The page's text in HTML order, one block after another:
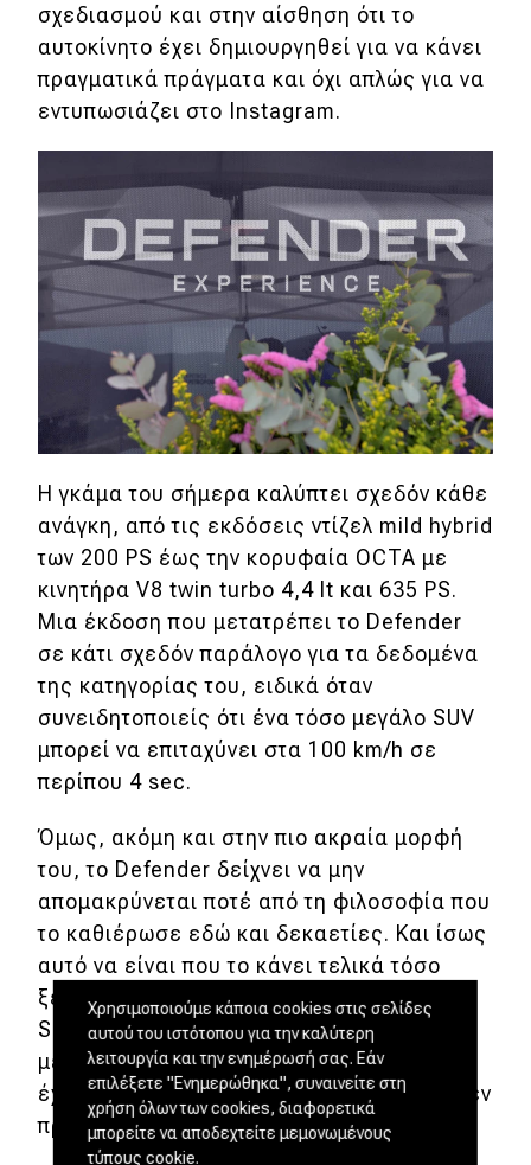
σχεδιασμού και στην αίσθηση ότι το
αυτοκίνητο έχει δημιουργηθεί για να κάνει
πραγματικά πράγματα και όχι απλώς για να
εντυπωσιάζει στο Instagram.
Η γκάμα του σήμερα καλύπτει σχεδόν κάθε
ανάγκη, από τις εκδόσεις ντίζελ mild hybrid
των 200 PS έως την κορυφαία OCTA με
κινητήρα V8 twin turbo 4,4 lt και 635 PS.
Μια έκδοση που μετατρέπει το Defender
σε κάτι σχεδόν παράλογο για τα δεδομένα
της κατηγορίας του, ειδικά όταν
συνειδητοποιείς ότι ένα τόσο μεγάλο SUV
μπορεί να επιταχύνει στα 100 km/h σε
περίπου 4 sec.
Όμως, ακόμη και στην πιο ακραία μορφή
του, το Defender δείχνει να μην
απομακρύνεται ποτέ από τη φιλοσοφία που
το καθιέρωσε εδώ και δεκαετίες. Και ίσως
αυτό να είναι που το κάνει τελικά τόσο
ξεχωριστό σήμερα. Σε μια αγορά γεμάτη
SUV που μοιάζουν όλο και περισσότερο
μεταξύ τους, το Defender εξακολουθεί να
έχει χαρακτήρα. Και το σημαντικότερο; Δεν
προσπαθεί καν να το αποδείξει.
Χρησιμοποιούμε κάποια cookies στις σελίδες
αυτού του ιστότοπου για την καλύτερη
λειτουργία και την ενημέρωσή σας. Εάν
επιλέξετε "Ενημερώθηκα", συναινείτε στη
χρήση όλων των cookies, διαφορετικά
μπορείτε να αποδεχτείτε μεμονωμένους
τύπους cookie.